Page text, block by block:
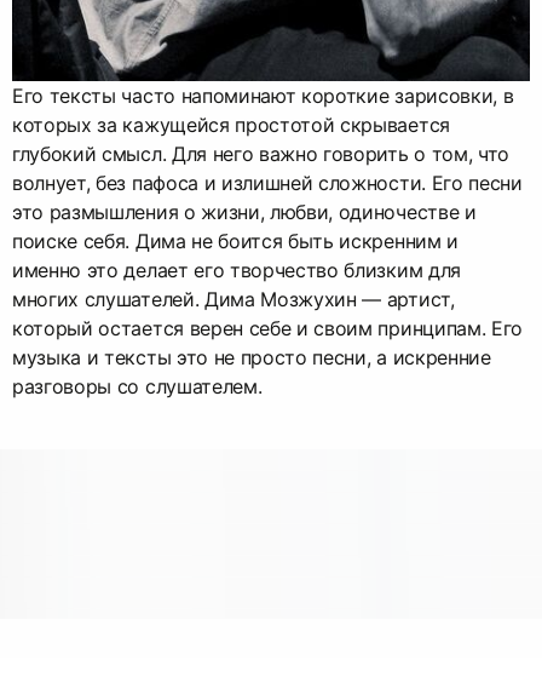
Его тексты часто напоминают короткие зарисовки, в
которых за кажущейся простотой скрывается
глубокий смысл. Для него важно говорить о том, что
волнует, без пафоса и излишней сложности. Его песни
это размышления о жизни, любви, одиночестве и
поиске себя. Дима не боится быть искренним и
именно это делает его творчество близким для
многих слушателей. Дима Мозжухин — артист,
который остается верен себе и своим принципам. Его
музыка и тексты это не просто песни, а искренние
разговоры со слушателем.